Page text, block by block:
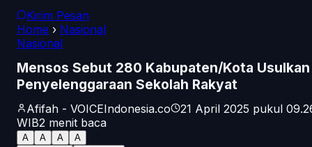
Kirim Pesan
Home › Nasional
Nasional
Mensos Sebut 280 Kabupaten/Kota Usulkan
Penyelenggaraan Sekolah Rakyat
Afifah - VOICEIndonesia.co
21 April 2025 pukul
WIB2 menit baca
A A A
A